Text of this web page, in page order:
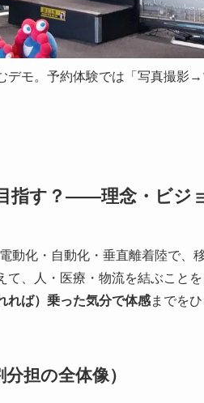
デモ。予約体験では「写真撮影
指す？——理念・ビジ
動化・自動化・垂直離着陸で、
て、人・医療・物流を結ぶこと
れば）乗った気分で体感までを
担の全体像）